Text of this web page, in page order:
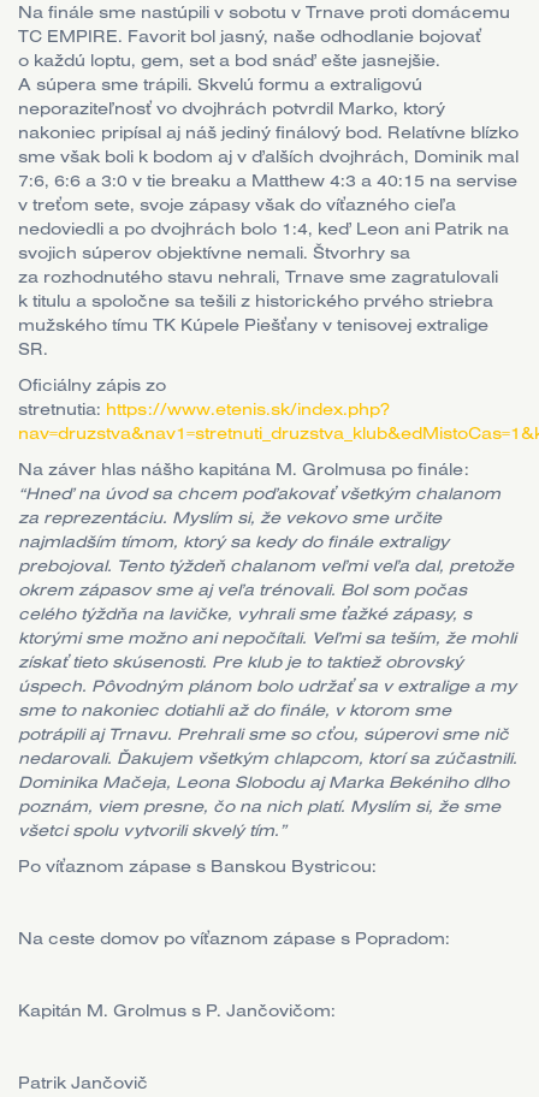
Na finále sme nastúpili v sobotu v Trnave proti domácemu
TC EMPIRE. Favorit bol jasný, naše odhodlanie bojovať
o každú loptu, gem, set a bod snáď ešte jasnejšie.
A súpera sme trápili. Skvelú formu a extraligovú
neporaziteľnosť vo dvojhrách potvrdil Marko, ktorý
nakoniec pripísal aj náš jediný finálový bod. Relatívne blízko
sme však boli k bodom aj v ďalších dvojhrách, Dominik mal
7:6, 6:6 a 3:0 v tie breaku a Matthew 4:3 a 40:15 na servise
v treťom sete, svoje zápasy však do víťazného cieľa
nedoviedli a po dvojhrách bolo 1:4, keď Leon ani Patrik na
svojich súperov objektívne nemali. Štvorhry sa
za rozhodnutého stavu nehrali, Trnave sme zagratulovali
k titulu a spoločne sa tešili z historického prvého striebra
mužského tímu TK Kúpele Piešťany v tenisovej extralige
SR.
Oficiálny zápis zo
stretnutia: https://www.etenis.sk/index.php?
Na záver hlas nášho kapitána M. Grolmusa po finále:
“Hneď na úvod sa chcem poďakovať všetkým chalanom
za reprezentáciu. Myslím si, že vekovo sme určite
najmladším tímom, ktorý sa kedy do finále extraligy
prebojoval. Tento týždeň chalanom veľmi veľa dal, pretože
okrem zápasov sme aj veľa trénovali. Bol som počas
celého týždňa na lavičke, vyhrali sme ťažké zápasy, s
ktorými sme možno ani nepočítali. Veľmi sa teším, že mohli
získať tieto skúsenosti. Pre klub je to taktiež obrovský
úspech. Pôvodným plánom bolo udržať sa v extralige a my
sme to nakoniec dotiahli až do finále, v ktorom sme
potrápili aj Trnavu. Prehrali sme so cťou, súperovi sme nič
nedarovali. Ďakujem všetkým chlapcom, ktorí sa zúčastnili.
Dominika Mačeja, Leona Slobodu aj Marka Bekéniho dlho
poznám, viem presne, čo na nich platí. Myslím si, že sme
všetci spolu vytvorili skvelý tím.”
Po víťaznom zápase s Banskou Bystricou:
Na ceste domov po víťaznom zápase s Popradom:
Kapitán M. Grolmus s P. Jančovičom:
Patrik Jančovič